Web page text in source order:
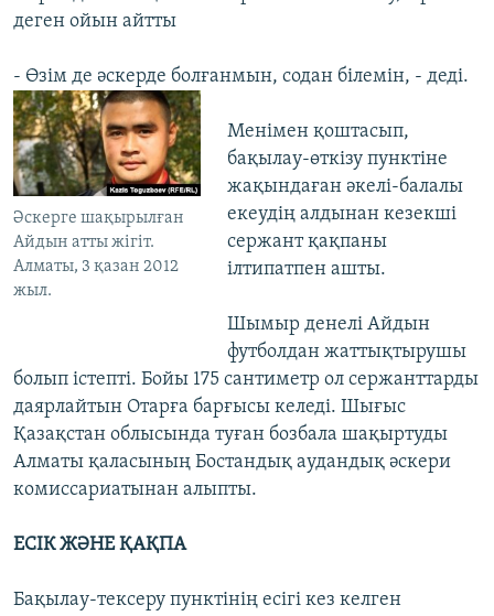
деген ойын айтты
- Өзім де әскерде болғанмын, содан білемін, - деді.
Әскерге шақырылған
Айдын атты жігіт.
Алматы, 3 қазан 2012
жыл.
Менімен қоштасып,
бақылау-өткізу пунктіне
жақындаған әкелі-балалы
екеудің алдынан кезекші
сержант қақпаны
ілтипатпен ашты.
Шымыр денелі Айдын
футболдан жаттықтырушы
болып істепті. Бойы 175 сантиметр ол сержанттарды
даярлайтын Отарға барғысы келеді. Шығыс
Қазақстан облысында туған бозбала шақыртуды
Алматы қаласының Бостандық аудандық әскери
комиссариатынан алыпты.
ЕСІК ЖӘНЕ ҚАҚПА
Бақылау-тексеру пунктінің есігі кез келген